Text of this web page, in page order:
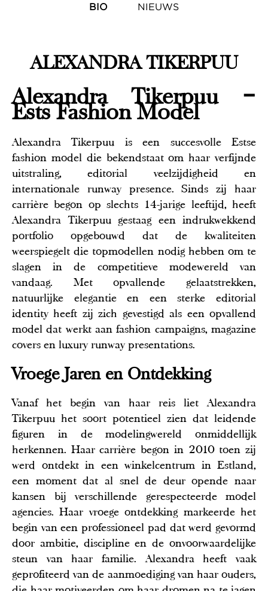
BIO
NIEUWS
ALEXANDRA TIKERPUU
Alexandra Tikerpuu –
Ests Fashion Model
Alexandra Tikerpuu is een succesvolle Estse
fashion model die bekendstaat om haar verfijnde
uitstraling, editorial veelzijdigheid en
internationale runway presence. Sinds zij haar
carrière begon op slechts 14-jarige leeftijd, heeft
Alexandra Tikerpuu gestaag een indrukwekkend
portfolio opgebouwd dat de kwaliteiten
weerspiegelt die topmodellen nodig hebben om te
slagen in de competitieve modewereld van
vandaag. Met opvallende gelaatstrekken,
natuurlijke elegantie en een sterke editorial
identity heeft zij zich gevestigd als een opvallend
model dat werkt aan fashion campaigns, magazine
covers en luxury runway presentations.
Vroege Jaren en Ontdekking
Vanaf het begin van haar reis liet Alexandra
Tikerpuu het soort potentieel zien dat leidende
figuren in de modelingwereld onmiddellijk
herkennen. Haar carrière begon in 2010 toen zij
werd ontdekt in een winkelcentrum in Estland,
een moment dat al snel de deur opende naar
kansen bij verschillende gerespecteerde model
agencies. Haar vroege ontdekking markeerde het
begin van een professioneel pad dat werd gevormd
door ambitie, discipline en de onvoorwaardelijke
steun van haar familie. Alexandra heeft vaak
geprofiteerd van de aanmoediging van haar ouders,